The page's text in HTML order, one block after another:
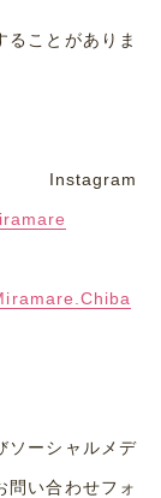
ることがありま
Instagram
ソーシャルメデ
問い合わせフォ